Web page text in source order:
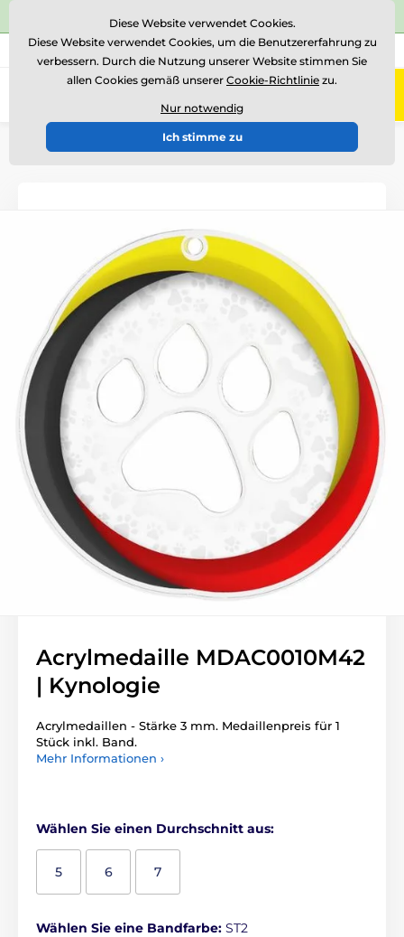
⭐Siehe 504 verifizierte Bewertungen auf
Rufen Sie uns an (Mo-Fr 15-18) +43 676 361 37 22
0
Einführung Auszeichnungen nach Thema
Acrylmedaille MDAC0010M42
| Kynologie
Acrylmedaillen - Stärke 3 mm. Medaillenpreis für 1
Stück inkl. Band.
Mehr Informationen ›
Wählen Sie einen Durchschnitt aus:
5 6 7
Wählen Sie eine Bandfarbe: ST2
Diese Website verwendet Cookies.
Diese Website verwendet Cookies, um die Benutzererfahrung zu
verbessern. Durch die Nutzung unserer Website stimmen Sie
allen Cookies gemäß unserer Cookie-Richtlinie zu.
Nur notwendig
Ich stimme zu